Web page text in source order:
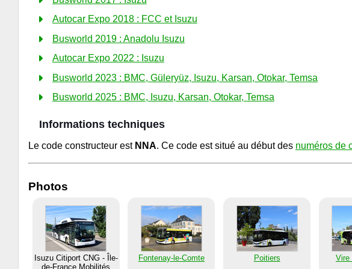
Autocar Expo 2018 : FCC et Isuzu
Busworld 2019 : Anadolu Isuzu
Autocar Expo 2022 : Isuzu
Busworld 2023 : BMC, Güleryüz, Isuzu, Karsan, Otokar, Temsa
Busworld 2025 : BMC, Isuzu, Karsan, Otokar, Temsa
Informations techniques
Le code constructeur est NNA. Ce code est situé au début des numéros de
Photos
Isuzu Citiport CNG - Île-
de-France Mobilités
Fontenay-le-Comte Poitiers Vire